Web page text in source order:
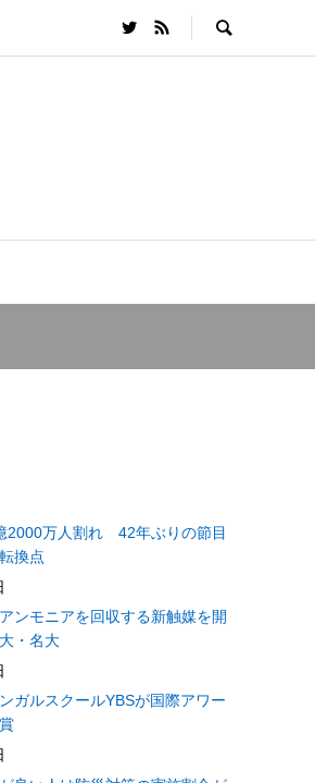
2000万人割れ 42年ぶりの節目
換点
ンモニアを回収する新触媒を開
・名大
ガルスクールYBSが国際アワー